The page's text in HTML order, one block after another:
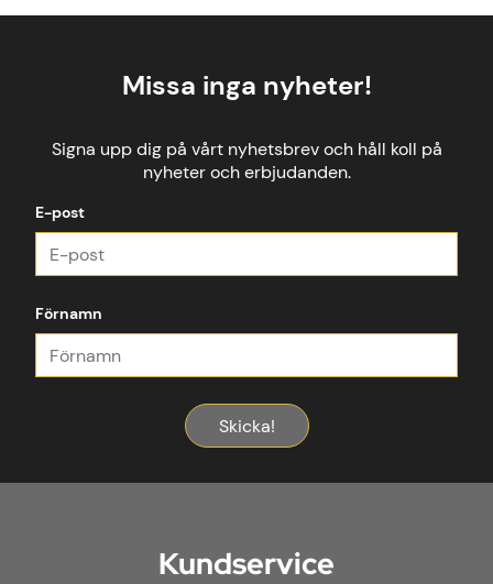
Missa inga nyheter!
Signa upp dig på vårt nyhetsbrev och håll koll på
nyheter och erbjudanden.
E-post
Förnamn
Skicka!
Kundservice